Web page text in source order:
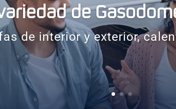
de
de interior y exterior,